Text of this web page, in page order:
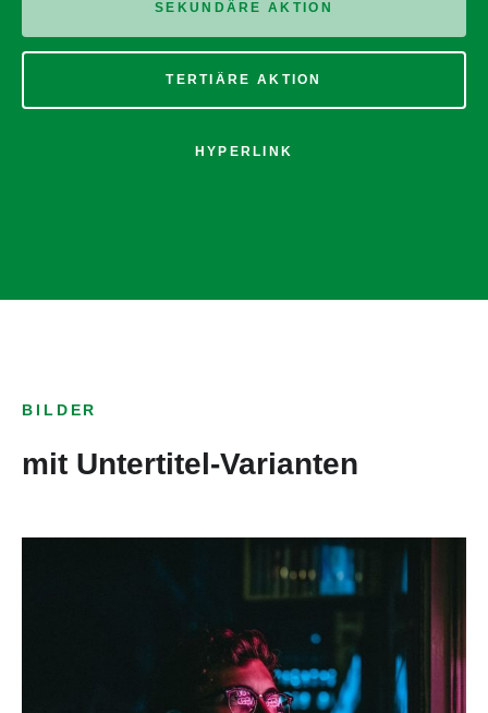
SEKUNDÄRE AKTION
TERTIÄRE AKTION
HYPERLINK
BILDER
mit Untertitel-Varianten